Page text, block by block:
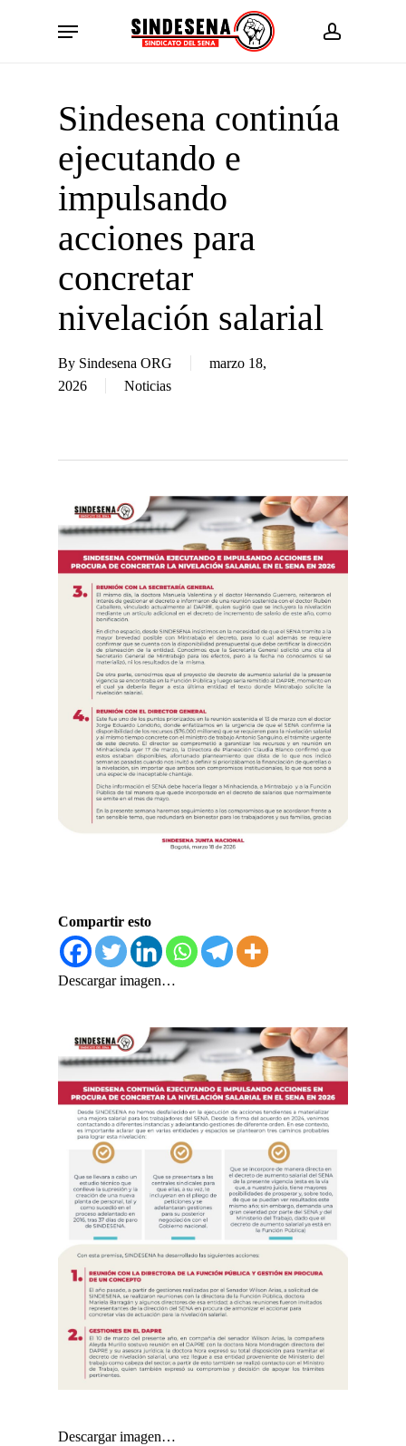
account
Menu
Sindesena continúa
ejecutando e
impulsando
acciones para
concretar
nivelación salarial
By Sindesena ORG
marzo 18,
2026
Noticias
Compartir esto
Descargar imagen…
Descargar imagen…